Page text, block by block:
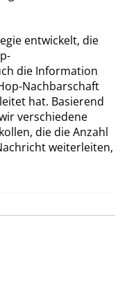
entwickelt, die
die Information
Nachbarschaft
hat. Basierend
verschiedene
die die Anzahl
weiterleiten,